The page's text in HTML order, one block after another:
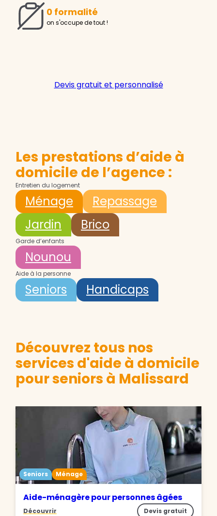
0 formalité
on s'occupe de tout !
Devis gratuit et personnalisé
Les prestations d’aide à
domicile de l’agence :
Entretien du logement
Ménage
Repassage
Jardin
Brico
Garde d’enfants
Nounou
Aide à la personne
Seniors Handicaps
Découvrez tous nos
services d'aide à domicile
pour seniors à Malissard
Seniors Ménage
Aide-ménagère pour personnes âgées
Découvrir Devis gratuit